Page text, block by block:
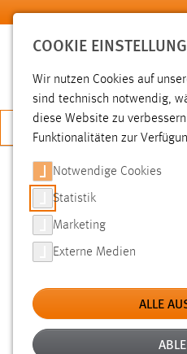
Zum Hauptinhalt springen
JETZT
SUCHE
FILTER
Typ
Erstellungsdatum
COOKIE
Wir nutzen Cookies auf
sind technisch notwendig,
diese Website zu
Funktionalitäten zur
Notwendige Cookies
Statistik
Marketing
Externe Medien
ALLE